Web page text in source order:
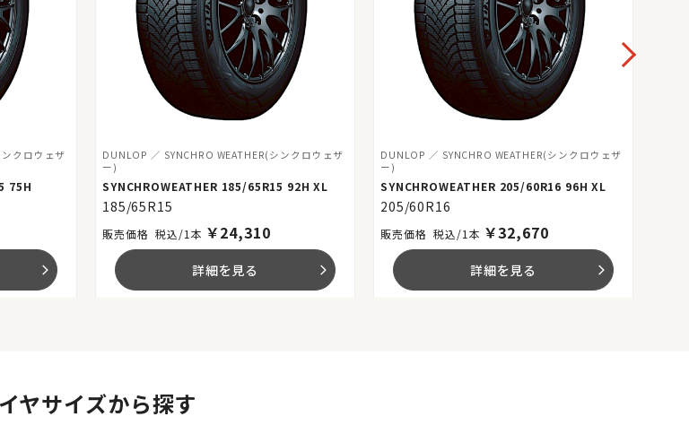
ンクロウェザ
75H
arrow_forward_ios
DUNLOP
SYNCHRO WEATHER(シンクロウェザ
ー)
SYNCHROWEATHER 185/65R15 92H XL
185/65R15
税込/1本 ￥24,310
詳細を見る arrow_forward_ios
DUNLOP
SYNCHRO WEATHER(シンクロウェザ
ー)
SYNCHROWEATHER 205/60R16 96H XL
205/60R16
税込/1本 ￥32,670
詳細を見る arrow_forward_ios
ヤサイズから探す